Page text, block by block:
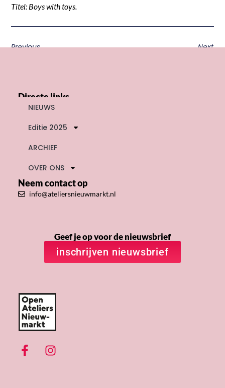
Titel: Boys with toys.
Previous Next
Directe links
NIEUWS
Editie 2025
ARCHIEF
OVER ONS
Neem contact op
info@ateliersnieuwmarkt.nl
Geef je op voor de nieuwsbrief
inschrijven nieuwsbrief